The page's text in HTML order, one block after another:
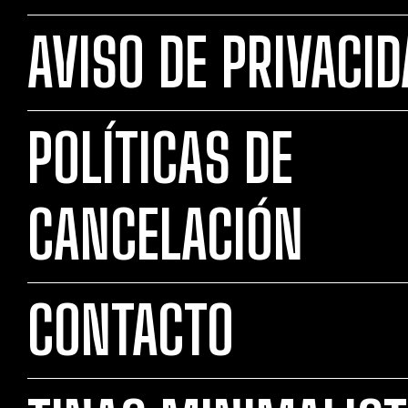
AVISO DE
POLÍTICAS DE
CANCELACIÓN
CONTACTO